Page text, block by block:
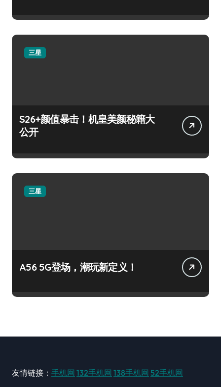
三星
S26+颜值暴击！机皇美颜秘籍大
公开
三星
A56 5G登场，潮玩新定义！
友情链接： 手机网 132手机网 138手机网 52手机网